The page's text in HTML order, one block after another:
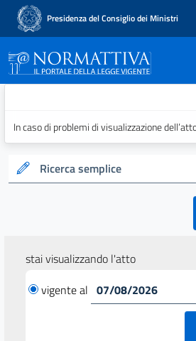
Presidenza del Consiglio dei Ministri
Normattiva - Il
In caso di problemi di visualizzazione
Ricerca semplice
stai visualizzando l'atto
vigente al